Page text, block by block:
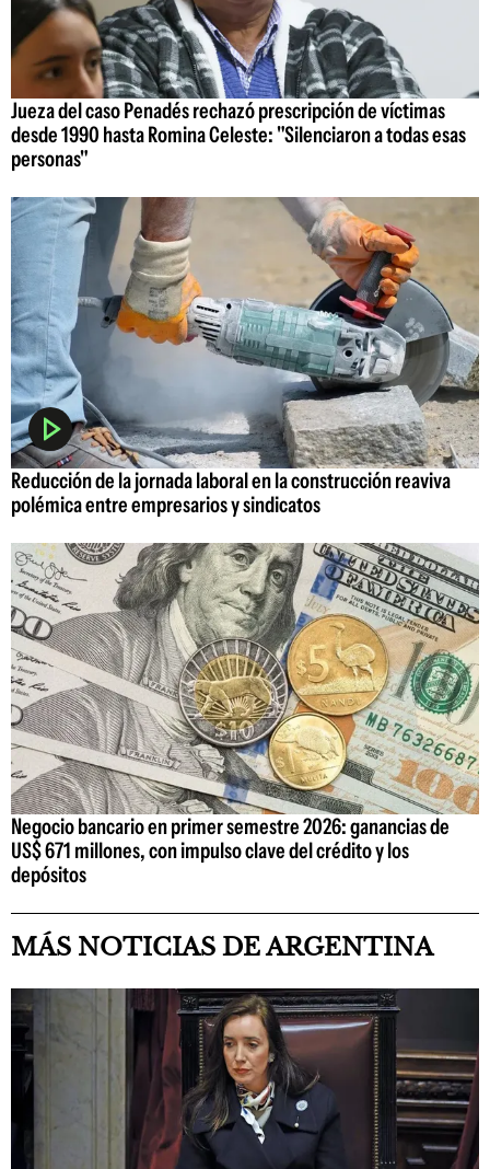
Jueza del caso Penadés rechazó prescripción de víctimas
desde 1990 hasta Romina Celeste: "Silenciaron a todas esas
personas"
Reducción de la jornada laboral en la construcción reaviva
polémica entre empresarios y sindicatos
Negocio bancario en primer semestre 2026: ganancias de
US$ 671 millones, con impulso clave del crédito y los
depósitos
MÁS NOTICIAS DE ARGENTINA